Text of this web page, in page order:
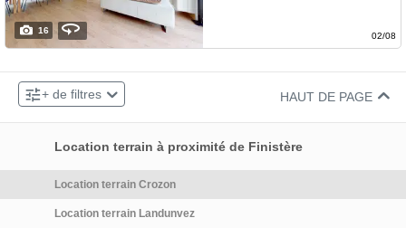
vie spacieuse et lumineuse.
Profitez de l'accès direct à la
est de grande taille avec son
02/08
16
Contacter le bailleur par téléphone au :
HAUT DE PAGE
+ de filtres
Location terrain à proximité de Finistère
Location terrain Crozon
Location terrain Landunvez